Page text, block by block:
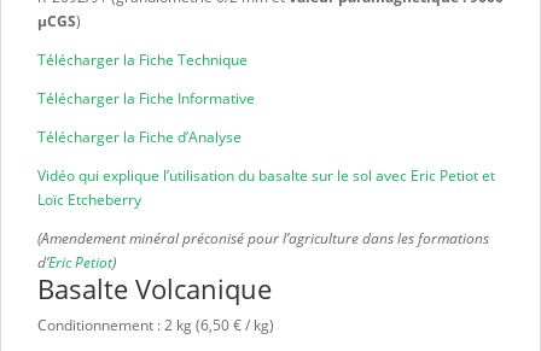
μCGS)
Télécharger la Fiche Technique
Télécharger la Fiche Informative
Télécharger la Fiche d’Analyse
Vidéo qui explique l’utilisation du basalte sur le sol avec Eric Petiot et
Loïc Etcheberry
(Amendement minéral préconisé pour l’agriculture dans les formations
d’Eric Petiot)
Basalte Volcanique
Conditionnement : 2 kg (6,50 € / kg)